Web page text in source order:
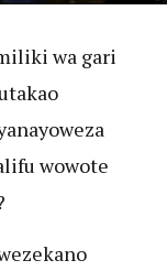
wa gari
wowote